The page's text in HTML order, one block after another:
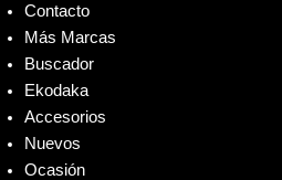
Contacto
Más Marcas
Buscador
Ekodaka
Accesorios
Nuevos
Ocasión